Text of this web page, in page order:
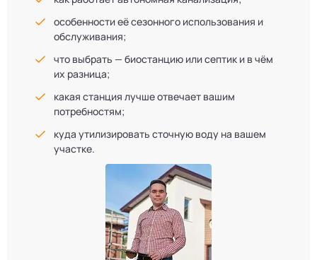
особенности её сезонного использования и
обслуживания;
что выбрать — биостанцию или септик и в чём
их разница;
какая станция лучше отвечает вашим
потребностям;
куда утилизировать сточную воду на вашем
участке.